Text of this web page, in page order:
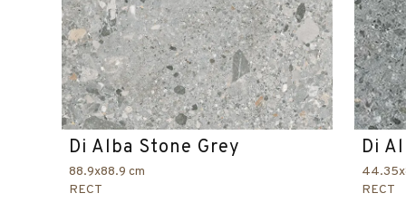
Di Alba Stone Grey
88.9x88.9 cm
RECT
Di
RECT